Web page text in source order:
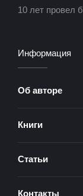
10 лет провел
Информация
Об авторе
Книги
Статьи
Контакты